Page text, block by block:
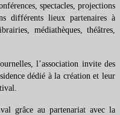
spectacles, projections
différents lieux partenaires à
médiathèques, théâtres,
l’association invite des
dédié à la création et leur
grâce au partenariat avec la